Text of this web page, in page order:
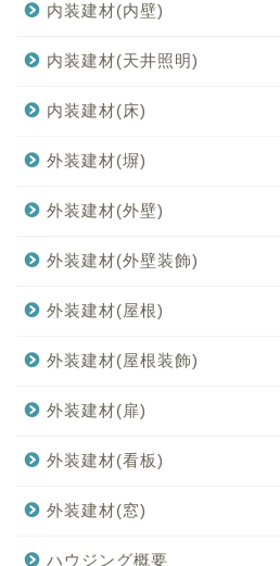
内装建材(内壁)
内装建材(天井照明)
内装建材(床)
外装建材(塀)
外装建材(外壁)
外装建材(外壁装飾)
外装建材(屋根)
外装建材(屋根装飾)
外装建材(扉)
外装建材(看板)
外装建材(窓)
ハウジング概要